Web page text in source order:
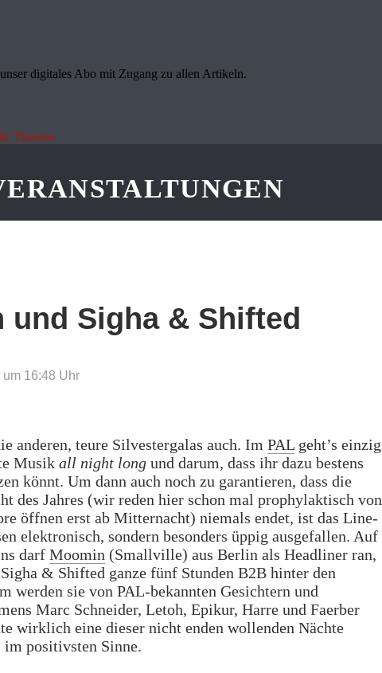
digitales Abo mit Zugang zu allen Artikeln.
Themen
und Sigha & Shifted
16:48 Uhr
anderen, teure Silvestergalas auch. Im PAL geht’s einzig
Musik all night long und darum, dass ihr dazu bestens
könnt. Um dann auch noch zu garantieren, dass die
des Jahres (wir reden hier schon mal prophylaktisch von
öffnen erst ab Mitternacht) niemals endet, ist das Line-
elektronisch, sondern besonders üppig ausgefallen. Auf
darf Moomin (Smallville) aus Berlin als Headliner ran,
& Shifted ganze fünf Stunden B2B hinter den
werden sie von PAL-bekannten Gesichtern und
Marc Schneider, Letoh, Epikur, Harre und Faerber
wirklich eine dieser nicht enden wollenden Nächte
im positivsten Sinne.